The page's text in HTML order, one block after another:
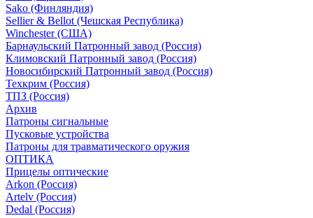
Sako (Финляндия)
Sellier & Bellot (Чешская Республика)
Winchester (США)
Барнаульский Патронный завод (Россия)
Климовский Патронный завод (Россия)
Новосибирский Патронный завод (Россия)
Техкрим (Россия)
ТПЗ (Россия)
Архив
Патроны сигнальные
Пусковые устройства
Патроны для травматического оружия
ОПТИКА
Прицелы оптические
Arkon (Россия)
Artelv (Россия)
Dedal (Россия)